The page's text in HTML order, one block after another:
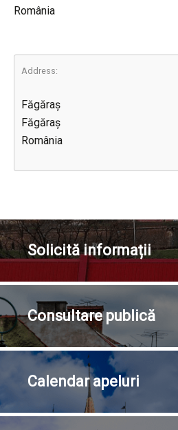
România
Address:
Făgăraș
Făgăraș
România
Solicităinformații
Consultarepublică
Calendarapeluri